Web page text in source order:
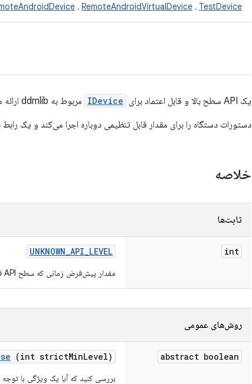
، RemoteAndroidVirtualDevice ، TestDevice
یک API سطح بالا و قابل اعتماد برای IDevice مربوط به ddmlib ارائه می‌دهد.
دستورات دستگاه را برای مقدار قابل تنظیمی دوباره اجرا می‌کند و یک
خلاصه
ثابت‌ها
int
UNKNOWN_API_LEVEL
مقدار پیش‌فرض زمانی که سطح API قابل شناسایی نباشد
روش‌های عمومی
abstract boolean
(int strictMinLevel)
بررسی کنید که آیا یک ویژگی با